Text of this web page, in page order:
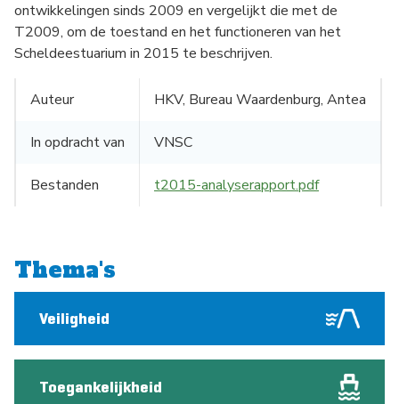
ontwikkelingen sinds 2009 en vergelijkt die met de
T2009, om de toestand en het functioneren van het
Scheldeestuarium in 2015 te beschrijven.
Auteur HKV, Bureau Waardenburg, Antea
In opdracht van VNSC
Bestanden t2015-analyserapport.pdf
Thema's
Veiligheid
Toegankelijkheid